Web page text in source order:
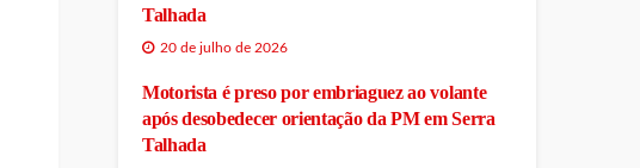
Talhada
20 de julho de 2026
Motorista é preso por embriaguez ao volante
após desobedecer orientação da PM em Serra
Talhada